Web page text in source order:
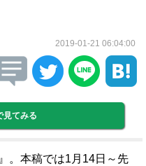
2019-01-21 06:04:00
見てみる
。本稿では1月14日～先